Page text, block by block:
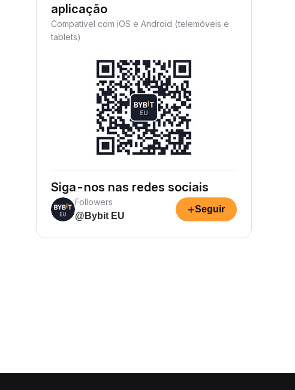
aplicação
Compatível com iOS e Android (telemóveis e
tablets)
Siga-nos nas redes sociais
Followers
@Bybit EU
+Seguir